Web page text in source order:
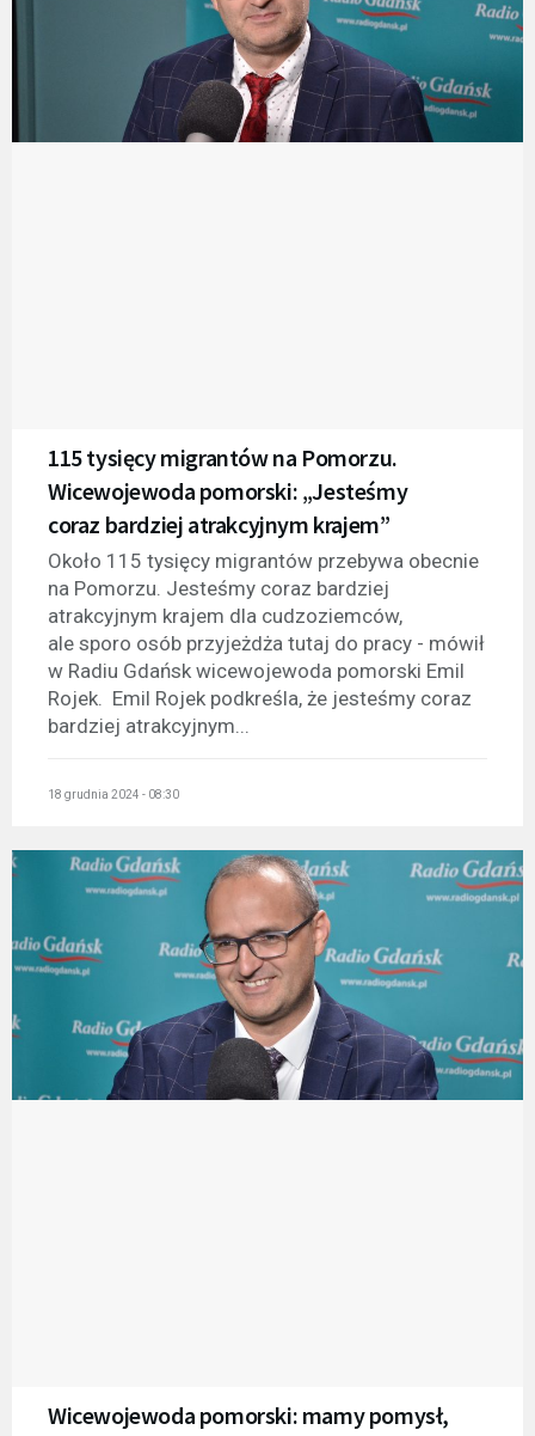
115 tysięcy migrantów na Pomorzu.
Wicewojewoda pomorski: „Jesteśmy
coraz bardziej atrakcyjnym krajem”
Około 115 tysięcy migrantów przebywa obecnie
na Pomorzu. Jesteśmy coraz bardziej
atrakcyjnym krajem dla cudzoziemców,
ale sporo osób przyjeżdża tutaj do pracy - mówił
w Radiu Gdańsk wicewojewoda pomorski Emil
Rojek. Emil Rojek podkreśla, że jesteśmy coraz
bardziej atrakcyjnym...
18 grudnia 2024 - 08:30
Wicewojewoda pomorski: mamy pomysł,